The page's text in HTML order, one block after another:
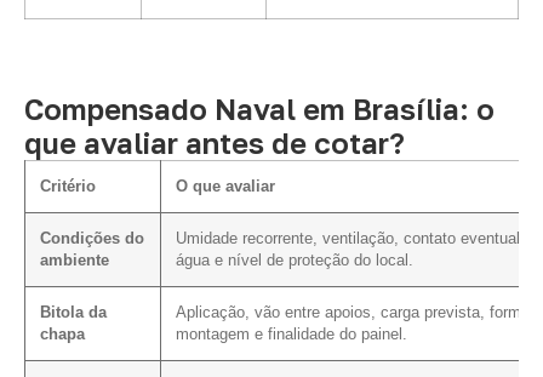
Compensado Naval em Brasília: o
que avaliar antes de cotar?
Critério O que avaliar
Condições do
ambiente
Umidade recorrente, ventilação, contato eventual
água e nível de proteção do local.
Bitola da
chapa
Aplicação, vão entre apoios, carga prevista, forma
montagem e finalidade do painel.